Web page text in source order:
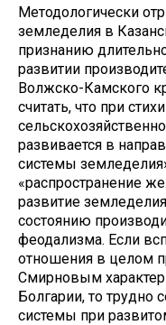
Методологически
земледелия в
признанию
развитии
Волжско-Камского
считать, что при
развивается в
системы
«распространение
развитие
состоянию
феодализма. Если
отношения в целом
Смирновым
Болгарии, то трудно
системы при